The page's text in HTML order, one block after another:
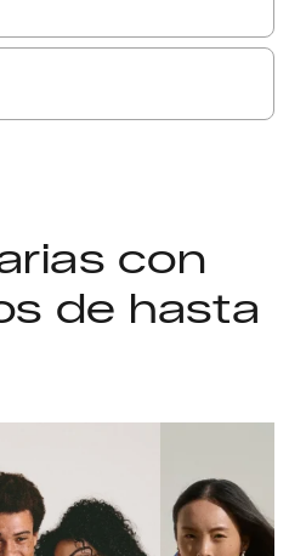
con
de hasta